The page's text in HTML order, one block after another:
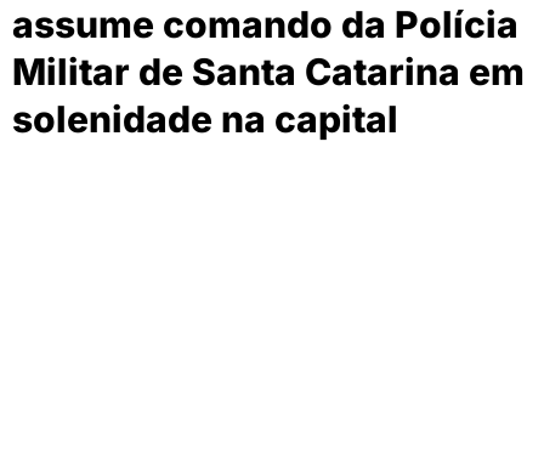
assume comando da Polícia
Militar de Santa Catarina em
solenidade na capital